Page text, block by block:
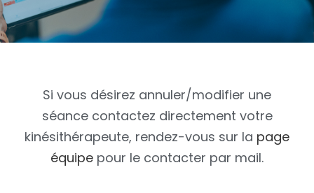
Si vous désirez annuler/modifier une
séance contactez directement votre
kinésithérapeute, rendez-vous sur la page
équipe pour le contacter par mail.